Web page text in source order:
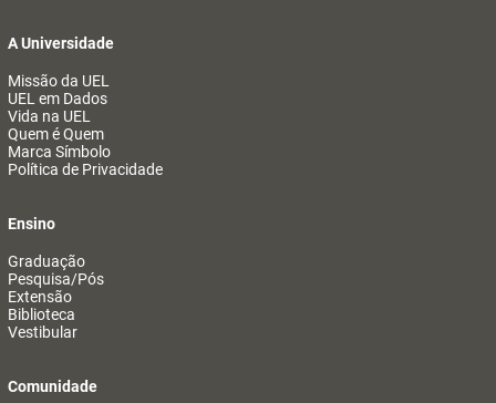
A Universidade
Missão da UEL
UEL em Dados
Vida na UEL
Quem é Quem
Marca Símbolo
Política de Privacidade
Ensino
Graduação
Pesquisa/Pós
Extensão
Biblioteca
Vestibular
Comunidade